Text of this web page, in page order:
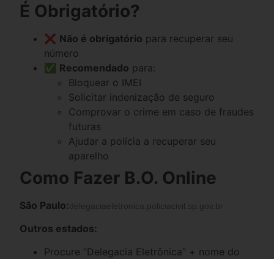
É Obrigatório?
❌ Não é obrigatório para recuperar seu
número
✅ Recomendado para:
Bloquear o IMEI
Solicitar indenização de seguro
Comprovar o crime em caso de fraudes
futuras
Ajudar a polícia a recuperar seu
aparelho
Como Fazer B.O. Online
São Paulo: delegaciaeletronica.policiacivil.sp.gov.br
Outros estados:
Procure “Delegacia Eletrônica” + nome do